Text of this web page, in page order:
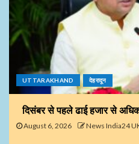
UTTARAKHAND देहरादून
दिसंबर से पहले ढाई हजार से
August 6, 2026 News India24